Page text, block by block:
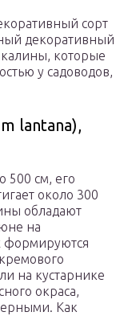
сорт
декоративный
калины, которые
у садоводов,
lantana),
500 см, его
около 300
обладают
на
формируются
на кустарнике
окраса,
Как